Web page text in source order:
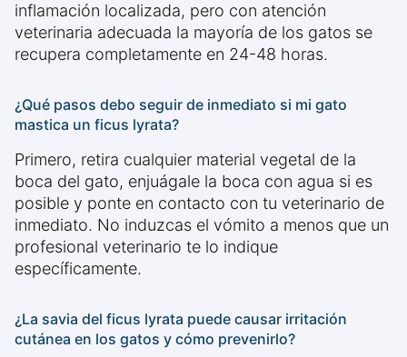
inflamación localizada, pero con atención
veterinaria adecuada la mayoría de los gatos se
recupera completamente en 24-48 horas.
¿Qué pasos debo seguir de inmediato si mi gato
mastica un ficus lyrata?
Primero, retira cualquier material vegetal de la
boca del gato, enjuágale la boca con agua si es
posible y ponte en contacto con tu veterinario de
inmediato. No induzcas el vómito a menos que un
profesional veterinario te lo indique
específicamente.
¿La savia del ficus lyrata puede causar irritación
cutánea en los gatos y cómo prevenirlo?